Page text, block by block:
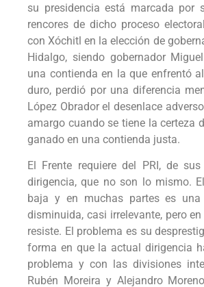
su presidencia está marcada por
rencores de dicho proceso
con Xóchitl en la elección de
Hidalgo, siendo gobernador
una contienda en la que enfrentó
duro, perdió por una diferencia
López Obrador el desenlace
amargo cuando se tiene la certeza
ganado en una contienda justa.
El Frente requiere del PRI, de
dirigencia, que no son lo mismo.
baja y en muchas partes es
disminuida, casi irrelevante, pero
resiste. El problema es su
forma en que la actual dirigencia
problema y con las divisiones
Rubén Moreira y Alejandro